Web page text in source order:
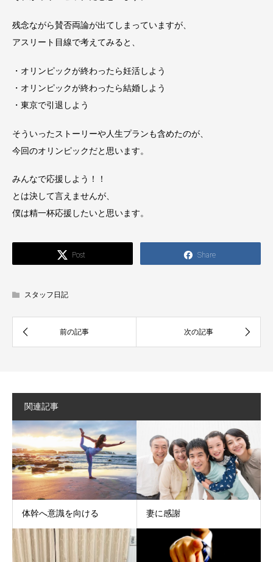
残念ながら賛否両論が出てしまっていますが、
アスリート目線で考えてみると、
・オリンピックが終わったら妊活しよう
・オリンピックが終わったら結婚しよう
・東京で引退しよう
そういったストーリーや人生プランも含めたのが、
今回のオリンピックだと思います。
みんなで応援しよう！！
とは決して言えませんが、
僕は精一杯応援したいと思います。
Post Share
スタッフ日記
関連記事
体幹へ意識を向ける 妻に感謝